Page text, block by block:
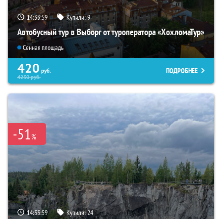
14:33:57 Купили:9
Автобусный тур в Выборг от туроператора «ХохломаТур»
Сенная площадь
420 руб.
4230руб.
ПОДРОБНЕЕ
-51%
14:33:57 Купили:24